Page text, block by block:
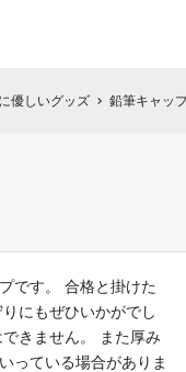
優しいグッズ chevron_right 鉛筆キャッ
です。 合格と掛けた
にもぜひいかがでし
きません。 また厚み
っている場合がありま